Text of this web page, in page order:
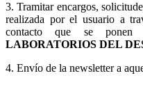
3.Tramitar encargos,
realizada por el usuario a
contacto que se
LABORATORIOS DEL
4. Envío de la newsletter a